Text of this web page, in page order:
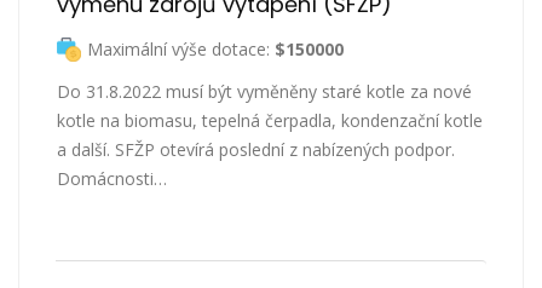
Maximální výše dotace: $150000
Do 31.8.2022 musí být vyměněny staré kotle za nové
kotle na biomasu, tepelná čerpadla, kondenzační kotle
a další. SFŽP otevírá poslední z nabízených podpor.
Domácnosti…